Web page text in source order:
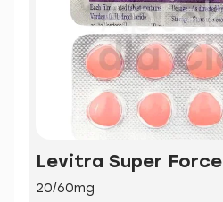
Levitra Super Force
20/60mg